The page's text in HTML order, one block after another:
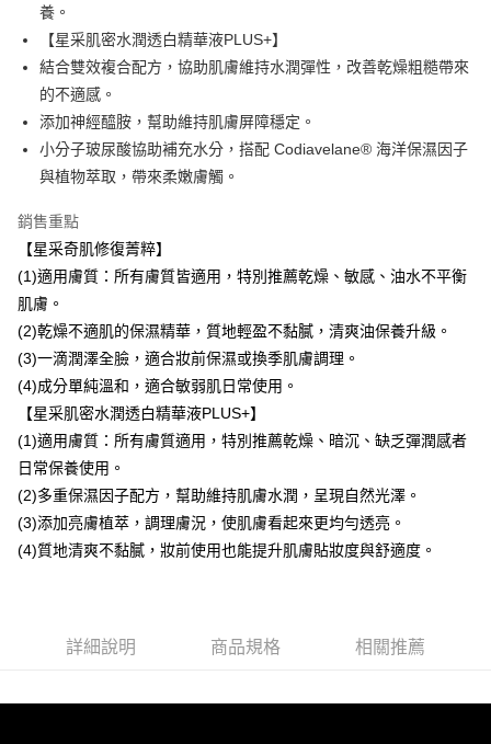
台灣樂天信用卡公司
大哥付你分期
相關說明
1.本服務由台灣大哥大提供，台灣大哥大用戶可立即使用無須另外申請。
2.付款方式選擇「大哥付你分期」，訂單成立後會自動跳轉到大哥付的交易
流程，驗證手機門號後，選擇欲分期的期數、繳款截止日，確認付款後即完
成交易。
3.實際核准額度、可分期數及費用金額請依後續交易確認頁面所載為準。
消。如遇「轉專審核」未通過狀況，表示未達大哥付你分期系統評分，恕無
法說明評估內容。
【繳款方式說明】
1.分期款項不併入電信帳單，「大哥付你分期」於每月結算日後寄送繳費提
醒簡訊。
帳／街口支付／iPASS MONEY」等通路繳費。
【注意事項】
1.本服務係由「台灣大哥大股份有限公司」（以下簡稱本公司）所提供，讓
用戶於交易時，得透過本服務購買商品或服務，並由商店將買賣／分期付款
買賣價金債權讓與本公司後，依約使用本公司帳單繳交帳款。
2.基於同意付款使用「大哥付你分期」之契約關係目的，商店將以您的個人
資料（包含姓名、電話或地址）提供予台灣大哥大進項蒐集、處理及利用，
由本公司與您本人進行分期帳單所需資料之確認、核對及更正。
3.完整用戶服務條款，請詳閱以下連結：https://oppay.tw/userRule
Hami Point
相關說明
「Hami Point」為中華電信所提供之點數服務，可於會員專區綁定中華電信
會員帳號後，即可在購物車使用 Hami Point 折抵消費金額 (1點等於1元)。
ATM付款
運送方式
全家取貨付款
每筆NT$80，滿NT$1,000(含以上)免運費
付款後全家取貨
每筆NT$80，滿NT$1,000(含以上)免運費
萊爾富取貨付款
每筆NT$80，滿NT$1,500(含以上)免運費
付款後萊爾富取貨
每筆NT$80，滿NT$1,500(含以上)免運費
7-11取貨付款
每筆NT$80，滿NT$1,500(含以上)免運費
每筆NT$100，滿NT$1,500(含以上)免運費
養。
【星采肌密水潤透白精華液PLUS+】
結合雙效複合配方，協助肌膚維持水潤彈性，改善乾燥粗糙帶來
的不適感。
添加神經醯胺，幫助維持肌膚屏障穩定。
小分子玻尿酸協助補充水分，搭配 Codiavelane® 海洋保濕因子
與植物萃取，帶來柔嫩膚觸。
銷售重點
【星采奇肌修復菁粹】
(1)適用膚質：所有膚質皆適用，特別推薦乾燥、敏感、油水不平衡
肌膚。
(2)乾燥不適肌的保濕精華，質地輕盈不黏膩，清爽油保養升級。
(3)一滴潤澤全臉，適合妝前保濕或換季肌膚調理。
(4)成分單純溫和，適合敏弱肌日常使用。
【星采肌密水潤透白精華液PLUS+】
(1)適用膚質：所有膚質適用，特別推薦乾燥、暗沉、缺乏彈潤感者
日常保養使用。
(2)多重保濕因子配方，幫助維持肌膚水潤，呈現自然光澤。
(3)添加亮膚植萃，調理膚況，使肌膚看起來更均勻透亮。
(4)質地清爽不黏膩，妝前使用也能提升肌膚貼妝度與舒適度。
詳細說明 商品規格 相關推薦